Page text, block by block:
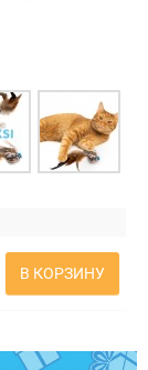
В КОРЗИНУ